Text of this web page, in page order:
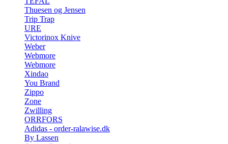
Thuesen og Jensen
Trip Trap
URE
Victorinox Knive
Weber
Webmore
Webmore
Xindao
You Brand
Zippo
Zone
Zwilling
ORRFORS
Adidas - order-ralawise.dk
By Lassen